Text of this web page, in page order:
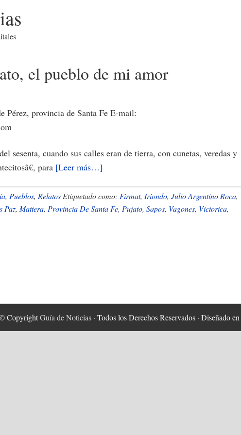
el pueblo de mi amor
Pérez, provincia de Santa Fe E-mail:
sesenta, cuando sus calles eran de tierra, con cunetas, veredas y
para [Leer más…]
Historia
de
, Pueblos, Relatos Etiquetado como: Firmat, Iriondo, Julio Argentino Roca,
Paz, Mattera, Provincia De Santa Fe, Pujato, Sapos, Vagones, Victorica,
CopyrightGuía de Noticias · Todos los Derechos Reservados · Diseñado en